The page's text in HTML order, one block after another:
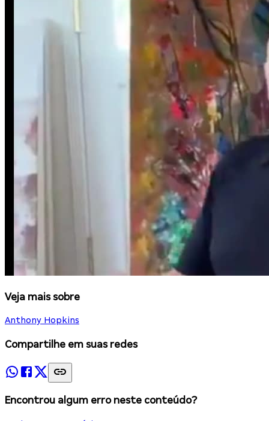
Veja mais sobre
Anthony Hopkins
Compartilhe em suas redes
Encontrou algum erro neste conteúdo?